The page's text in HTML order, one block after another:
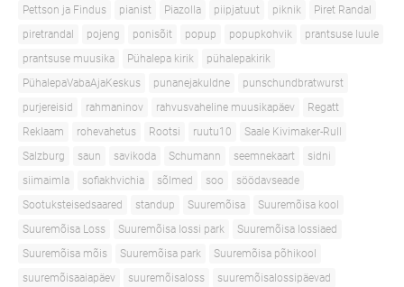
Pettson ja Findus
pianist Piazolla piipjatuut piknik
Piret Randal
piretrandal
pojeng ponisõit popup popupkohvik
prantsuse luule
prantsuse muusika
Pühalepa kirik
pühalepakirik
PühalepaVabaAjaKeskus
punanejakuldne
punschundbratwurst
purjereisid
rahmaninov rahvusvaheline muusikapäev
Regatt
Reklaam
rohevahetus Rootsi ruutu10
Saale Kivimaker-Rull
Salzburg
saun savikoda Schumann seemnekaart
sidni
siimaimla
sofiakhvichia sõlmed soo
söödavseade
Sootuksteisedsaared
standup Suuremõisa
Suuremõisa kool
Suuremõisa Loss
Suuremõisa lossi park
Suuremõisa lossiaed
Suuremõisa mõis
Suuremõisa park
Suuremõisa põhikool
suuremõisaaiapäev
suuremõisaloss
suuremõisalossipäevad